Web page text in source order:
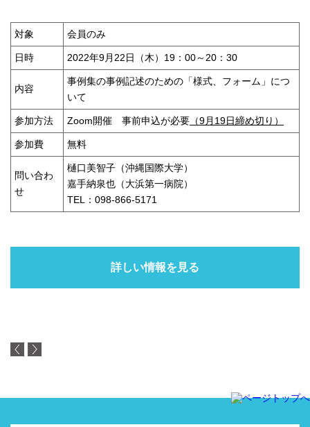
対象 会員のみ
日時 2022年9月22日（木）19：00～20：30
内容
事例集の事例記述のための「様式、フォーム」につ
いて
参加方法 Zoom開催 事前申込が必要 （9月19日締め切り）
参加費 無料
問い合わ
せ
樋口美智子（沖縄国際大学）
嘉手納泉也（大浜第一病院）
TEL：098-866-5171
詳しい情報を見る